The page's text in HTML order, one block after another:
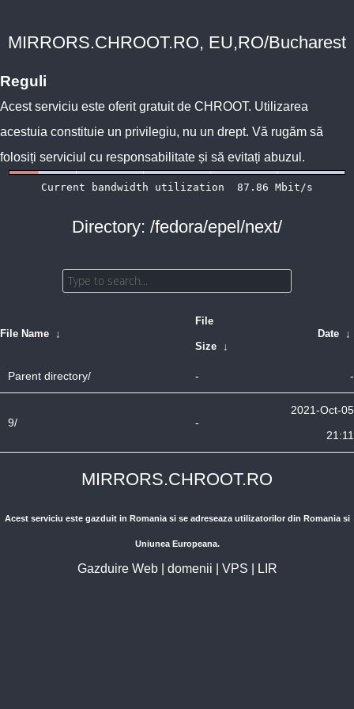
MIRRORS.CHROOT.RO, EU,RO/Bucharest
Reguli
Acest serviciu este oferit gratuit de CHROOT. Utilizarea
acestuia constituie un privilegiu, nu un drept. Vă rugăm să
folosiți serviciul cu responsabilitate și să evitați abuzul.
Directory: /fedora/epel/next/
File Name ↓
File
Size ↓
Date ↓
Parent directory/ - -
9/ -
2021-Oct-05
21:11
MIRRORS.CHROOT.RO
Acest serviciu este gazduit in Romania si se adreseaza utilizatorilor din Romania si
Uniunea Europeana.
Gazduire Web| domenii VPS LIR